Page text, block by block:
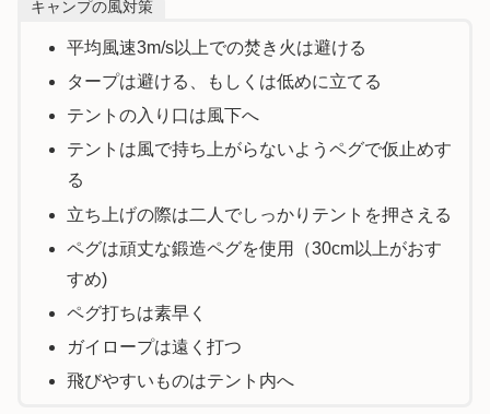
キャンプの風対策
平均風速3m/s以上での焚き火は避ける
タープは避ける、もしくは低めに立てる
テントの入り口は風下へ
テントは風で持ち上がらないようペグで仮止めす
る
立ち上げの際は二人でしっかりテントを押さえる
ペグは頑丈な鍛造ペグを使用（30cm以上がおす
すめ)
ペグ打ちは素早く
ガイロープは遠く打つ
飛びやすいものはテント内へ